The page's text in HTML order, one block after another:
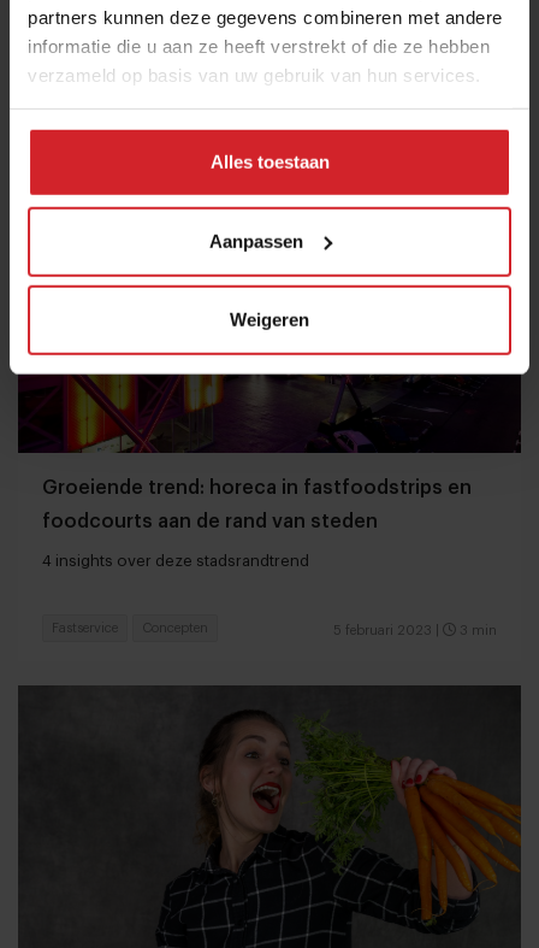
partners kunnen deze gegevens combineren met andere
informatie die u aan ze heeft verstrekt of die ze hebben
verzameld op basis van uw gebruik van hun services.
Alles toestaan
Aanpassen
Weigeren
60.000 plantaardige lunches per maand, en de ambitie om dit
6 februari 2023| 4 min
Onderwijs Food
Groeiende trend: horeca in fastfoodstrips en
foodcourts aan de rand van steden
4 insights over deze stadsrandtrend
5 februari 2023 3 min
Fastservice Concepten